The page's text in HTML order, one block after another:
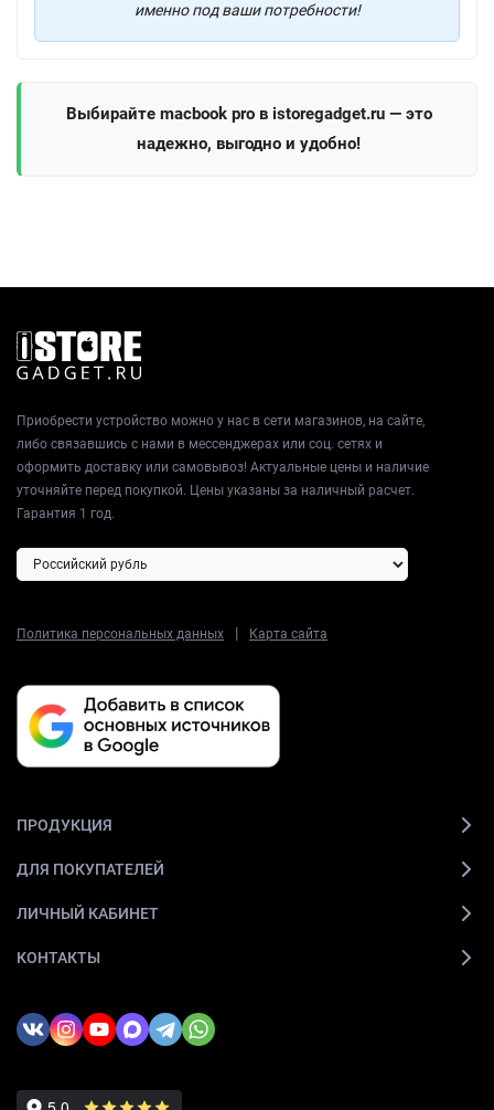
именно под ваши потребности!
Выбирайте macbook pro в istoregadget.ru — это
надежно, выгодно и удобно!
Приобрести устройство можно у нас в сети магазинов, на сайте,
либо связавшись с нами в мессенджерах или соц. сетях и
оформить доставку или самовывоз! Актуальные цены и наличие
уточняйте перед покупкой. Цены указаны за наличный расчет.
Гарантия 1 год.
Политика персональных данных | Карта сайта
ПРОДУКЦИЯ
ДЛЯ ПОКУПАТЕЛЕЙ
ЛИЧНЫЙ КАБИНЕТ
КОНТАКТЫ